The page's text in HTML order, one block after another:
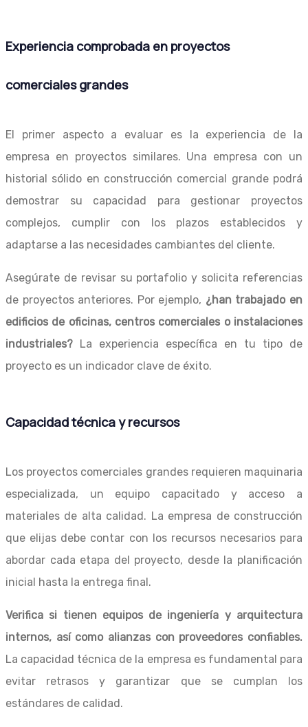
Experiencia comprobada en proyectos
comerciales grandes
El primer aspecto a evaluar es la experiencia de la
empresa en proyectos similares. Una empresa con un
historial sólido en construcción comercial grande podrá
demostrar su capacidad para gestionar proyectos
complejos, cumplir con los plazos establecidos y
adaptarse a las necesidades cambiantes del cliente.
Asegúrate de revisar su portafolio y solicita referencias
de proyectos anteriores. Por ejemplo, ¿han trabajado en
edificios de oficinas, centros comerciales o instalaciones
industriales? La experiencia específica en tu tipo de
proyecto es un indicador clave de éxito.
Capacidad técnica y recursos
Los proyectos comerciales grandes requieren maquinaria
especializada, un equipo capacitado y acceso a
materiales de alta calidad. La empresa de construcción
que elijas debe contar con los recursos necesarios para
abordar cada etapa del proyecto, desde la planificación
inicial hasta la entrega final.
Verifica si tienen equipos de ingeniería y arquitectura
internos, así como alianzas con proveedores confiables.
La capacidad técnica de la empresa es fundamental para
evitar retrasos y garantizar que se cumplan los
estándares de calidad.